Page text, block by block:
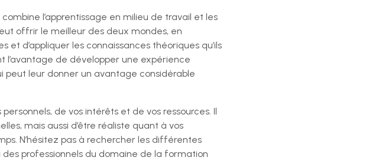
l’apprentissage en milieu de travail et les
offrir le meilleur des deux mondes, en
d’appliquer les connaissances théoriques qu’ils
l’avantage de développer une expérience
peut leur donner un avantage considérable
de vos intérêts et de vos ressources. Il
mais aussi d’être réaliste quant à vos
N’hésitez pas à rechercher les différentes
des professionnels du domaine de la formation